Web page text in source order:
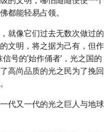
都能轻易占领。
就像它们过去无数次做过的
文明，将之据为己有，但作
号的‘始作俑者’，光之国的
高尚品质的光之民为了挽回
代又一代的光之巨人与地球